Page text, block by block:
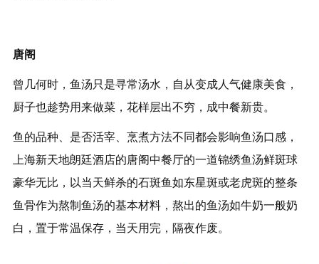
唐阁
曾几何时，鱼汤只是寻常汤水，自从变成人气健康美食，
厨子也趁势用来做菜，花样层出不穷，成中餐新贵。
鱼的品种、是否活宰、烹煮方法不同都会影响鱼汤口感，
上海新天地朗廷酒店的唐阁中餐厅的一道锦绣鱼汤鲜斑球
豪华无比，以当天鲜杀的石斑鱼如东星斑或老虎斑的整条
鱼骨作为熬制鱼汤的基本材料，熬出的鱼汤如牛奶一般奶
白，置于常温保存，当天用完，隔夜作废。